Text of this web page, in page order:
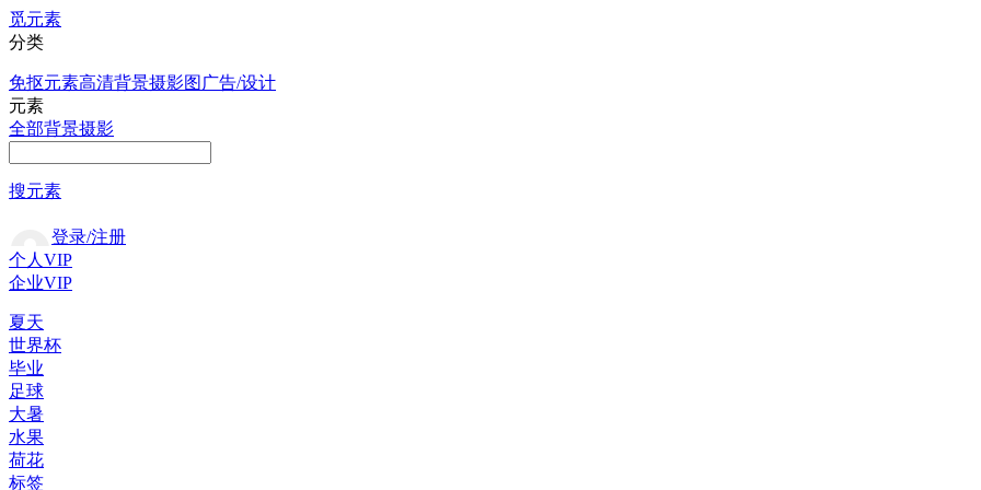
觅元素
分类
免抠元素高清背景摄影图 广告/设计
元素
全部背景摄影
搜元素
登录/注册
个人VIP
企业VIP
夏天
世界杯
毕业
足球
大暑
水果
荷花
标签